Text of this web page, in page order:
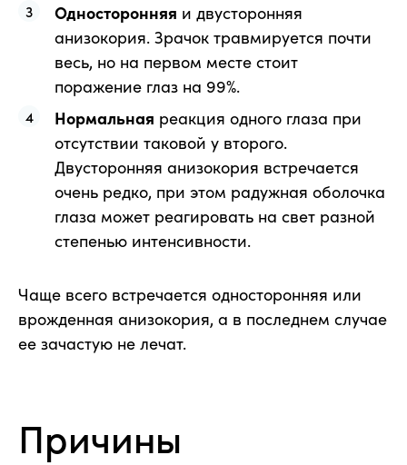
Односторонняя и двусторонняя
анизокория. Зрачок травмируется почти
весь, но на первом месте стоит
поражение глаз на 99%.
Нормальная реакция одного глаза при
отсутствии таковой у второго.
Двусторонняя анизокория встречается
очень редко, при этом радужная оболочка
глаза может реагировать на свет разной
степенью интенсивности.
Чаще всего встречается односторонняя или
врожденная анизокория, а в последнем случае
ее зачастую не лечат.
Причины